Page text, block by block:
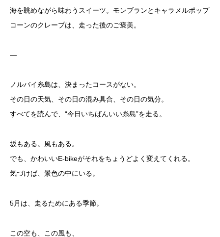
海を眺めながら味わうスイーツ。モンブランとキャラメルポップ
コーンのクレープは、走った後のご褒美。
—
ノルバイ糸島は、決まったコースがない。
その日の天気、その日の混み具合、その日の気分。
すべてを読んで、“今日いちばんいい糸島”を走る。
坂もある。風もある。
でも、かわいいE-bikeがそれをちょうどよく変えてくれる。
気づけば、景色の中にいる。
5月は、走るためにある季節。
この空も、この風も、